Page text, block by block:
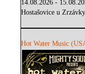
14.08.2026 -
Hostašovice u
Hot Water Music